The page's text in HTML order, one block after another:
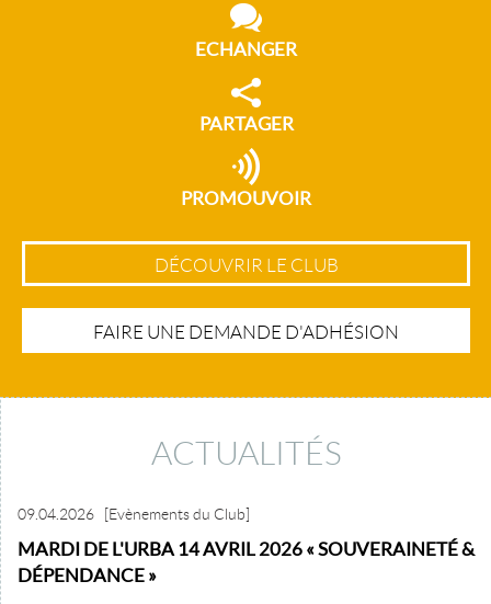
ECHANGER
PARTAGER
PROMOUVOIR
DÉCOUVRIR LE CLUB
FAIRE UNE DEMANDE D'ADHÉSION
ACTUALITÉS
09.04.2026 [Evènements du Club]
MARDI DE L'URBA 14 AVRIL 2026 « SOUVERAINETÉ &
DÉPENDANCE »